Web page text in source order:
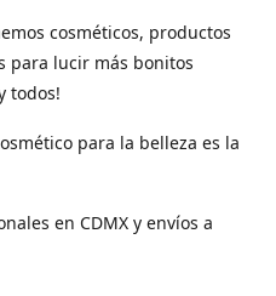
cosméticos, productos
para lucir más bonitos
todos!
la belleza es la
en CDMX y envíos a